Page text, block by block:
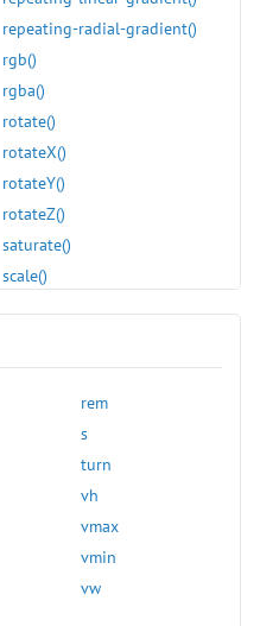
repeating-radial-gradient()
rgb()
rgba()
rotate()
rotateX()
rotateY()
rotateZ()
saturate()
scale()
scaleZ()
rem
s
turn
vh
vmax
vmin
vw